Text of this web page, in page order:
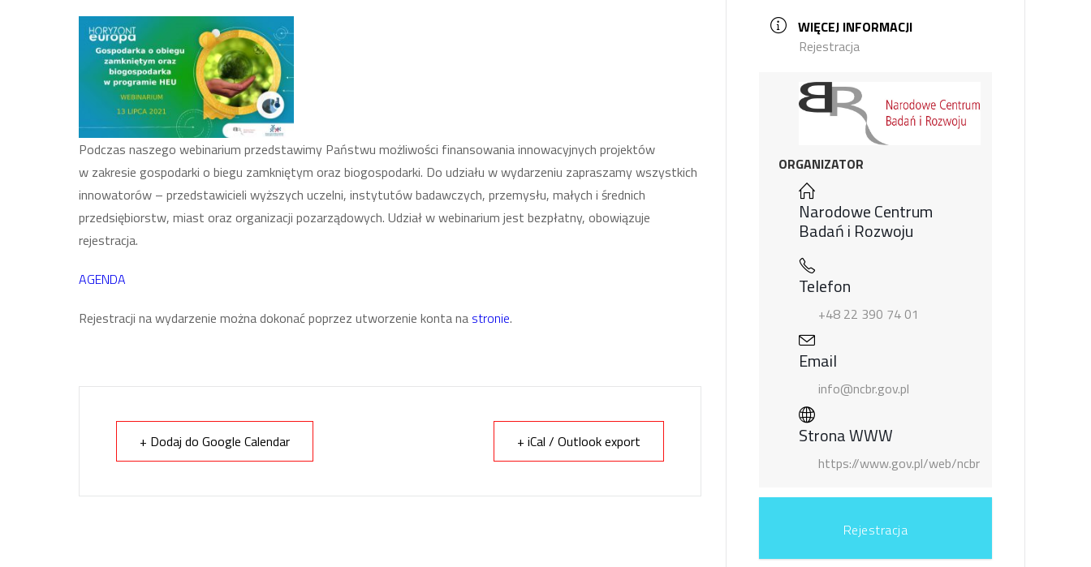
Podczas naszego webinarium przedstawimy Państwu możliwości finansowania innowacyjnych projektów
w zakresie gospodarki o biegu zamkniętym oraz biogospodarki. Do udziału w wydarzeniu zapraszamy wszystkich
innowatorów – przedstawicieli wyższych uczelni, instytutów badawczych, przemysłu, małych i średnich
przedsiębiorstw, miast oraz organizacji pozarządowych. Udział w webinarium jest bezpłatny, obowiązuje
rejestracja.
AGENDA
Rejestracji na wydarzenie można dokonać poprzez utworzenie konta na stronie.
+ Dodaj do Google Calendar + iCal / Outlook export
WIĘCEJ INFORMACJI
Rejestracja
ORGANIZATOR
Narodowe Centrum
Badań i Rozwoju
Telefon
+48 22 390 74 01
Email
info@ncbr.gov.pl
Strona WWW
https://www.gov.pl/web/ncbr
Rejestracja